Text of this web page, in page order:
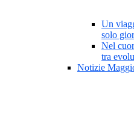
Un
solo
Nel
tra
Notizie